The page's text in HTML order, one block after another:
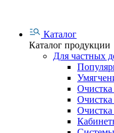
Каталог
Каталог продукции
Для частных
Очистка
Очистка
Очистка